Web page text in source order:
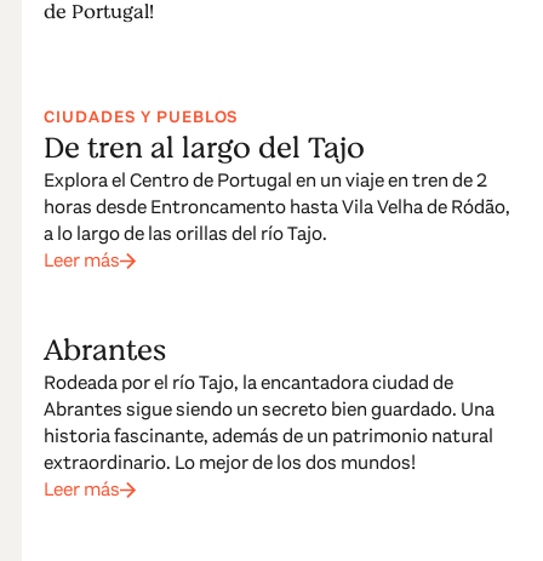
de Portugal!
CIUDADES Y PUEBLOS
De tren al largo del Tajo
Explora el Centro de Portugal en un viaje en tren de 2
horas desde Entroncamento hasta Vila Velha de Ródão,
a lo largo de las orillas del río Tajo.
Leer más
Abrantes
Rodeada por el río Tajo, la encantadora ciudad de
Abrantes sigue siendo un secreto bien guardado. Una
historia fascinante, además de un patrimonio natural
extraordinario. Lo mejor de los dos mundos!
Leer más